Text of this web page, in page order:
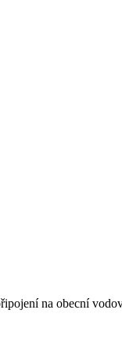
na obecní